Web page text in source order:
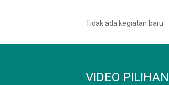
Tidak ada kegiatan baru
VIDEO PILIHAN